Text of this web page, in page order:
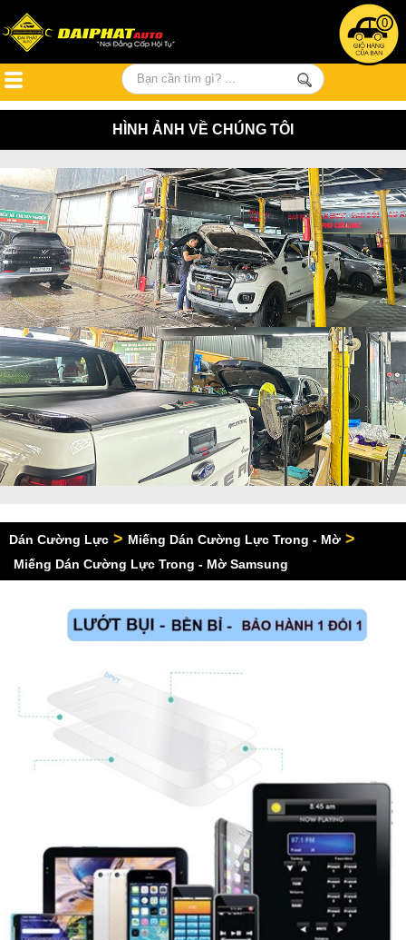
0
HÌNH ẢNH VỀ CHÚNG TÔI
Dán Cường Lực > Miếng Dán Cường Lực Trong - Mờ >
Miếng Dán Cường Lực Trong - Mờ Samsung